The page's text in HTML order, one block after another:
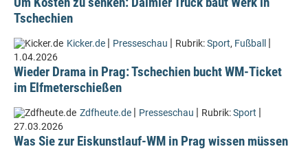
Tschechien
Kicker.de | Presseschau | Rubrik:Sport, Fußball |
1.04.2026
Wieder Drama in Prag: Tschechien bucht WM-Ticket
im Elfmeterschießen
Zdfheute.de | Presseschau | Rubrik:Sport |
27.03.2026
Was Sie zur Eiskunstlauf-WM in Prag wissen müssen